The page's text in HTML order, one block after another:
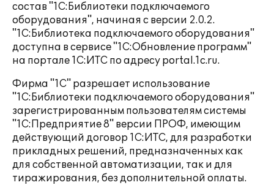
состав "1С:Библиотеки подключаемого
оборудования", начиная с версии 2.0.2.
"1С:Библиотека подключаемого оборудования"
доступна в сервисе "1С:Обновление программ"
на портале 1С:ИТС по адресу portal.1c.ru.
Фирма "1С" разрешает использование
"1С:Библиотеки подключаемого оборудования"
зарегистрированным пользователям системы
"1С:Предприятие 8" версии ПРОФ, имеющим
действующий договор 1С:ИТС, для разработки
прикладных решений, предназначенных как
для собственной автоматизации, так и для
тиражирования, без дополнительной оплаты.